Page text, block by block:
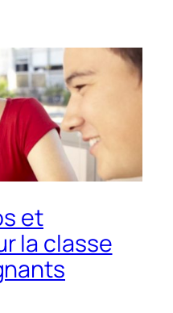
et
la classe